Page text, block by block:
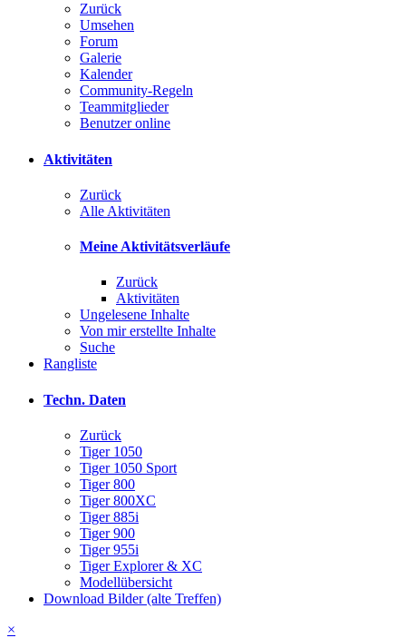
Zurück
Umsehen
Forum
Galerie
Kalender
Community-Regeln
Teammitglieder
Benutzer online
Aktivitäten
Zurück
Alle Aktivitäten
Meine Aktivitätsverläufe
Zurück
Aktivitäten
Ungelesene Inhalte
Von mir erstellte Inhalte
Suche
Rangliste
Techn. Daten
Zurück
Tiger 1050
Tiger 1050 Sport
Tiger 800
Tiger 800XC
Tiger 885i
Tiger 900
Tiger 955i
Tiger Explorer & XC
Modellübersicht
Download Bilder (alte Treffen)
×